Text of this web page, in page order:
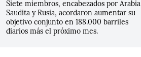
Siete miembros, encabezados por Arabia
Saudita y Rusia, acordaron aumentar su
objetivo conjunto en 188.000 barriles
diarios más el próximo mes.